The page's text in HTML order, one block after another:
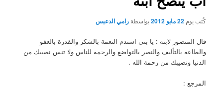
كُتب يوم22 مايو 2012 بواسطةرامي الدعيس
قال المنصور لابنه : يا بني استدم النعمة بالشكر والقدرة بالعفو
والطاعة بالتأليف والنصر بالتواضع والرحمة للناس ولا تنس نصيبك من
الدنيا ونصيبك من رحمة الله .
المرجع :